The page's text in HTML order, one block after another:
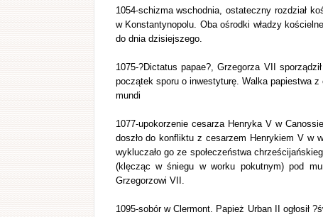
1054-schizma wschodnia, ostateczny rozdział
w Konstantynopolu. Oba ośrodki władzy
do dnia dzisiejszego.
1075-?Dictatus papae?, Grzegorza VII
początek sporu o inwestyturę. Walka papiestwa
mundi
1077-upokorzenie cesarza Henryka V w
doszło do konfliktu z cesarzem Henrykiem V w
wykluczało go ze społeczeństwa
(klęcząc w śniegu w worku pokutnym) pod
Grzegorzowi VII.
1095-sobór w Clermont. Papież Urban II ogłosił